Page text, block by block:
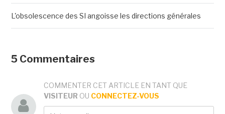
L'obsolescence des SI angoisse les directions générales
5 Commentaires
COMMENTER CET ARTICLE EN TANT QUE
VISITEUR OU CONNECTEZ-VOUS